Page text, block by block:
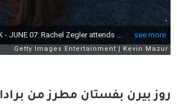
روز بيرن بفستان مطرز من برادا